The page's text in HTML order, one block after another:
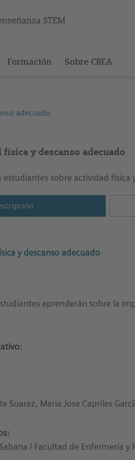
Formación Sobre CREA
adecuado
física y descanso adecuado
estudiantes sobre actividad física
y descanso adecuado
aprenderán sobre la
Suarez, Maria Jose Capriles
/ Facultad de Enfermería